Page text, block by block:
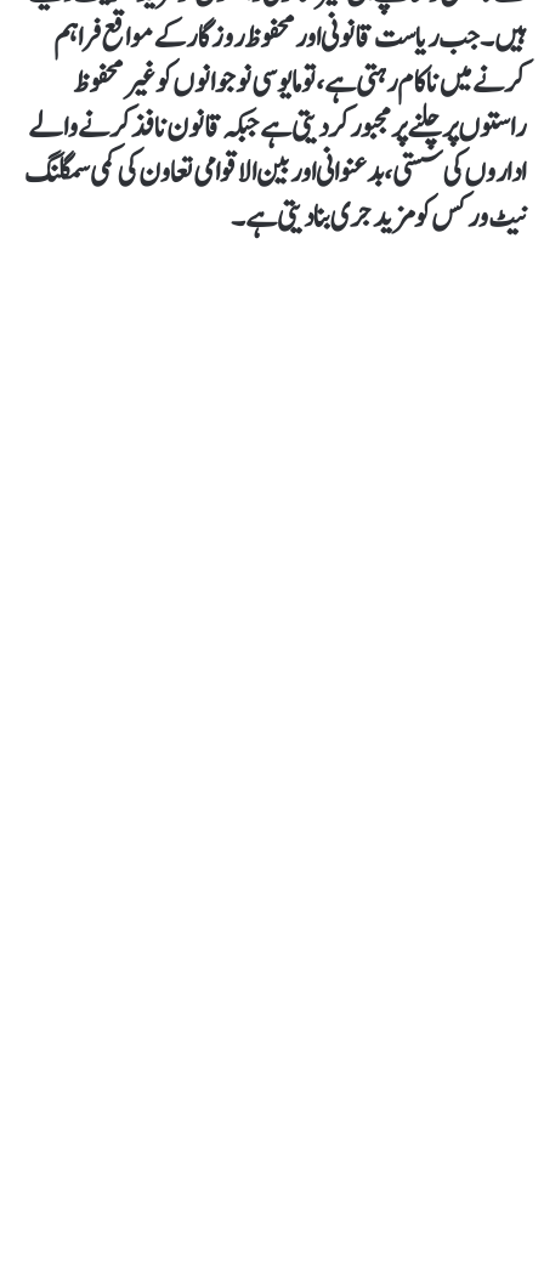
ہیں۔ جب ریاست قانونی اور محفوظ روزگار کے مواقع فراہم
کرنے میں ناکام رہتی ہے، تو مایوسی نوجوانوں کو غیر محفوظ
راستوں پر چلنے پر مجبور کردیتی ہے جبکہ قانون نافذ کرنے والے
اداروں کی سستی، بدعنوانی اور بین الاقوامی تعاون کی کمی سمگلنگ
نیٹ ورکس کو مزید جری بنا دیتی ہے۔